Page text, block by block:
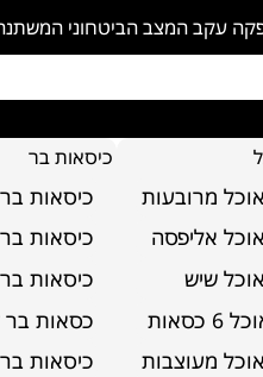
עקב המצב הביטחוני
מרובעות
אליפסה
שיש
כסאות
מעוצבות
כיסאות בר
כיסאות
כיסאות
כיסאות
כסאות בר
כיסאות